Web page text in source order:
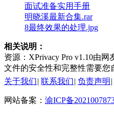
面试准备实用手册
明晓溪最新合集.rar
8最终效果的处理.jpg
相关说明：
资源：XPrivacy Pro v1.10由
文件的安全性和完整性需要您
关于我们| 联系我们| 负责声明 |
网站备案： 渝ICP备